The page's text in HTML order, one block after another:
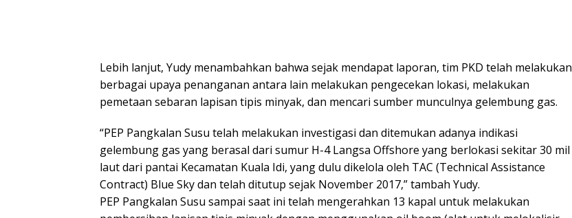
Lebih lanjut, Yudy menambahkan bahwa sejak mendapat laporan, tim PKD telah melakukan
berbagai upaya penanganan antara lain melakukan pengecekan lokasi, melakukan
pemetaan sebaran lapisan tipis minyak, dan mencari sumber munculnya gelembung gas.
“PEP Pangkalan Susu telah melakukan investigasi dan ditemukan adanya indikasi
gelembung gas yang berasal dari sumur H-4 Langsa Offshore yang berlokasi sekitar 30 mil
laut dari pantai Kecamatan Kuala Idi, yang dulu dikelola oleh TAC (Technical Assistance
Contract) Blue Sky dan telah ditutup sejak November 2017,” tambah Yudy.
PEP Pangkalan Susu sampai saat ini telah mengerahkan 13 kapal untuk melakukan